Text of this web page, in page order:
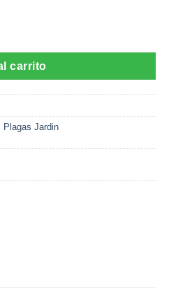
carrito
Plagas Jardin